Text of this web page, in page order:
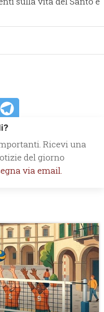
Ricevi una
del giorno
via email.